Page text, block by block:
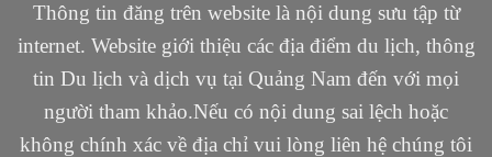
Thông tin đăng trên website là nội dung sưu tập từ
internet. Website giới thiệu các địa điểm du lịch, thông
tin Du lịch và dịch vụ tại Quảng Nam đến với mọi
người tham khảo.Nếu có nội dung sai lệch hoặc
không chính xác về địa chỉ vui lòng liên hệ chúng tôi